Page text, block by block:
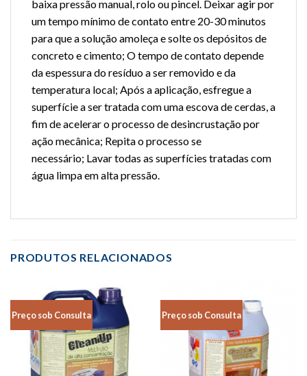
baixa pressão manual, rolo ou pincel. Deixar agir por
um tempo mínimo de contato entre 20-30 minutos
para que a solução amoleça e solte os depósitos de
concreto e cimento; O tempo de contato depende
da espessura do resíduo a ser removido e da
temperatura local; Após a aplicação, esfregue a
superfície a ser tratada com uma escova de cerdas, a
fim de acelerar o processo de desincrustação por
ação mecânica; Repita o processo se
necessário; Lavar todas as superfícies tratadas com
água limpa em alta pressão.
PRODUTOS RELACIONADOS
Preço sob Consulta Preço sob Consulta